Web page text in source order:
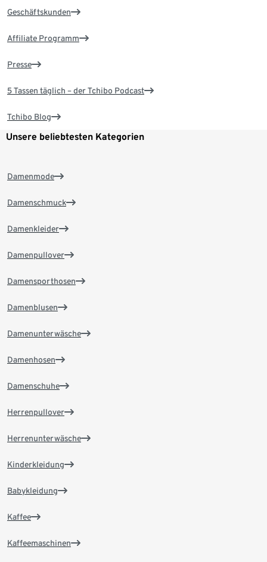
Geschäftskunden
Affiliate Programm
Presse
5 Tassen täglich – der Tchibo Podcast
Tchibo Blog
Unsere beliebtesten Kategorien
Damenmode
Damenschmuck
Damenkleider
Damenpullover
Damensporthosen
Damenblusen
Damenunterwäsche
Damenhosen
Damenschuhe
Herrenpullover
Herrenunterwäsche
Kinderkleidung
Babykleidung
Kaffee
Kaffeemaschinen